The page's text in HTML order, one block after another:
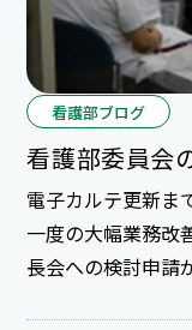
看護部ブログ
看護部委員会
電子カルテ更新ま
一度の大幅業務改
長会への検討申請が